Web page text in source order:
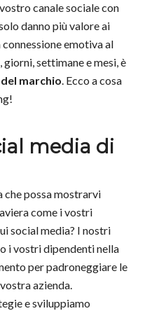
canale sociale con
danno più valore ai
emotiva al
settimane e mesi, è
marchio. Ecco a cosa
media di
che possa mostrarvi
come i vostri
social media? I nostri
i vostri dipendenti nella
per padroneggiare le
azienda.
e sviluppiamo